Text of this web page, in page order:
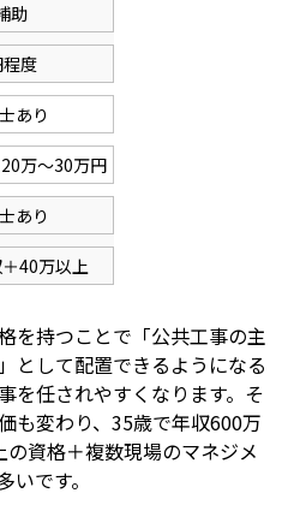
助
度
あり
万〜30万円
あり
40万以上
を持つことで「公共工事の主
として配置できるようになる
を任されやすくなります。そ
も変わり、35歳で年収600万
資格＋複数現場のマネジメ
です。